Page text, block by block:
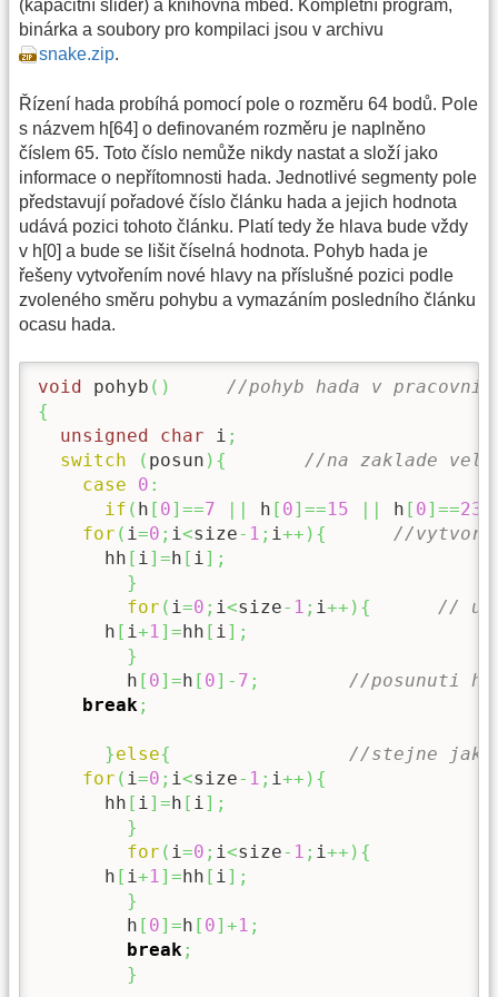
(kapacitní slider) a knihovna mbed. Kompletní program,
binárka a soubory pro kompilaci jsou v archivu
snake.zip.
Řízení hada probíhá pomocí pole o rozměru 64 bodů. Pole
s názvem h[64] o definovaném rozměru je naplněno
číslem 65. Toto číslo nemůže nikdy nastat a složí jako
informace o nepřítomnosti hada. Jednotlivé segmenty pole
představují pořadové číslo článku hada a jejich hodnota
udává pozici tohoto článku. Platí tedy že hlava bude vždy
v h[0] a bude se lišit číselná hodnota. Pohyb hada je
řešeny vytvořením nové hlavy na příslušné pozici podle
zvoleného směru pohybu a vymazáním posledního článku
ocasu hada.
void pohyb ( )
//pohyb hada v
{
unsigned
char i ;
switch
( posun ) {
//na zaklade
case
0 :
if ( h [ 0] ==7 h [ 0] ==15 h [ 0] ==23
for ( i=0 ; i<size- 1 ; i++ ) {
//
      hh
[ i] = h [ i] ;
}
for ( i=0 ; i<size- 1 ; i++ ) {
//
      h
[ i+1] = hh [ i] ;
}
        h
[ 0] = h [ 0] - 7 ;
//posunuti
break;
}else{
//stejne jako
for ( i=0 ; i<size- 1 ; i++ ) {
      hh
[ i] = h [ i] ;
}
for ( i=0 ; i<size- 1 ; i++ ) {
      h
[ i+1] = hh [ i] ;
}
        h
[ 0] = h [ 0] +1 ;
break;
}